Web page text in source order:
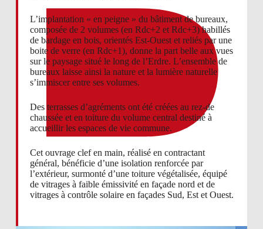
L’implantation « en peigne » du bâtiment de bureaux,
composée de 2 volumes (en Rdc+2 et Rdc+3) habillés
de bardage en bois, orientés Est-Ouest et reliés par une
boite de verre (en Rdc+1), donne la part belle aux vues
sur le paysage situé le long de l’Erdre. L’ensemble de
bureaux laisse ainsi la nature et la lumière naturelle
s’immiscer entre ses volumes.
Des terrasses d’agréments ont été créées au rez-de
chaussée et en toiture du volume central destiné à
accueillir les espaces de vie commune.
Cet ouvrage clef en main, réalisé en contractant
général, bénéficie d’une isolation renforcée par
l’extérieur, surmonté d’une toiture végétalisée, équipé
de vitrages à faible émissivité en façade nord et de
vitrages à contrôle solaire en façades Sud, Est et Ouest.